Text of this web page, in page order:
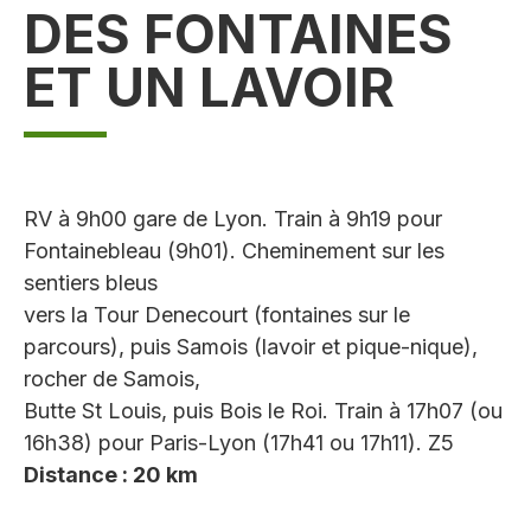
DES FONTAINES
ET UN LAVOIR
RV à 9h00 gare de Lyon. Train à 9h19 pour
Fontainebleau (9h01). Cheminement sur les
sentiers bleus
vers la Tour Denecourt (fontaines sur le
parcours), puis Samois (lavoir et pique-nique),
rocher de Samois,
Butte St Louis, puis Bois le Roi. Train à 17h07 (ou
16h38) pour Paris-Lyon (17h41 ou 17h11). Z5
Distance : 20 km